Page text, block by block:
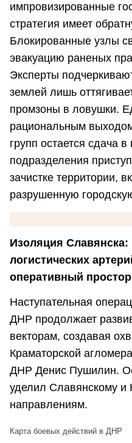
импровизированные
стратегия имеет
Блокированные узлы
эвакуацию раненых
Эксперты
землей лишь
промзоны в ловушки.
рациональным
групп остается сдача
подразделения
зачистке территории,
разрушенную
Изоляция Славянска:
логистических
оперативный простор
Наступательная
ДНР продолжает
векторам, создавая
Краматорской
ДНР Денис Пушилин.
уделил Славянскому и
направлениям.
Карта боевых действий в ДНР